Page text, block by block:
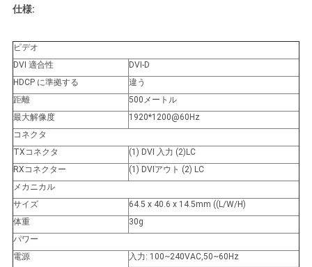
地
図
プ
ラ
イ
バ
シ
ー
仕様:
ビデオ
DVI 適合性
DVI-D
HDCP に準拠する
違う
距離
500メートル
最大解像度
1920*1200@60Hz
コネクタ
TXコネクタ
(1) DVI 入力 (2)LC
RXコネクター
(1) DVIアウト (2) LC
メカニカル
サイズ
64.5 x 40.6 x 14.5mm ((L/W/H)
体重
30g
パワー
電源
入力: 100~240VAC,50~60Hz